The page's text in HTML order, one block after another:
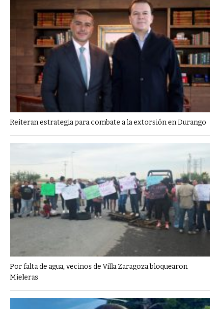
Reiteran estrategia para combate a la extorsión en Durango
Por falta de agua, vecinos de Villa Zaragoza bloquearon
Mieleras